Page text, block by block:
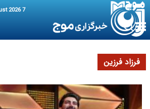
7 August 2026
فرزاد فرزین